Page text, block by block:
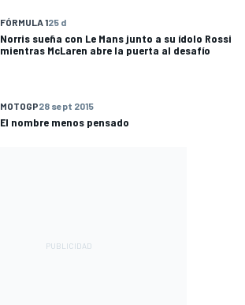
FÓRMULA 125 d
Norris sueña con Le Mans junto a su ídolo Rossi
mientras McLaren abre la puerta al desafío
MOTOGP28 sept 2015
El nombre menos pensado